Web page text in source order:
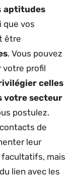
aptitudes
que vos
être
. Vous pouvez
votre profil
celles
votre secteur
postulez.
de
leur
mais
lien avec les